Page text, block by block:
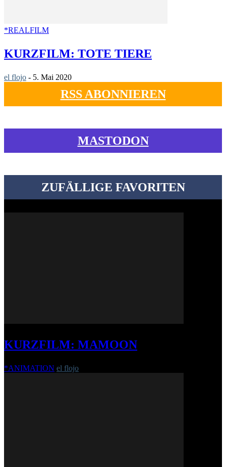
*REALFILM
KURZFILM: TOTE TIERE
el flojo - 5. Mai 2020
RSS ABONNIEREN
MASTODON
ZUFÄLLIGE FAVORITEN
KURZFILM: MAMOON
*ANIMATION el flojo